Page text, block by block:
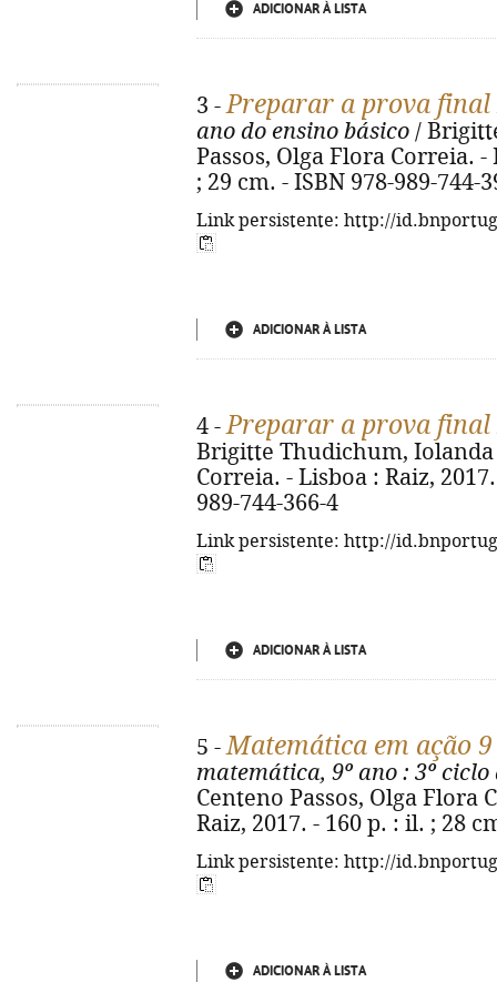
ADICIONAR À LISTA
3 -Preparar a prova final
ano do ensino básico /
Passos, Olga Flora Correia.
; 29 cm. - ISBN 978-989-744-
Link persistente: http://
ADICIONAR À LISTA
4 -Preparar a prova final
Brigitte Thudichum, Iolanda
Correia. - Lisboa : Raiz,
989-744-366-4
Link persistente: http://
ADICIONAR À LISTA
5 -Matemática em ação 9
matemática, 9º ano : 3º ciclo
Centeno Passos, Olga Flora
Raiz, 2017. - 160 p. : il. ; 28
Link persistente: http://
ADICIONAR À LISTA